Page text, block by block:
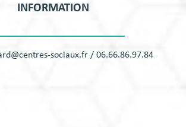
INFORMATION
sociaux.fr / 06.66.86.97.84